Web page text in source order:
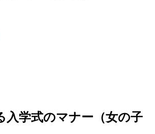
入学式のマナー（女の子